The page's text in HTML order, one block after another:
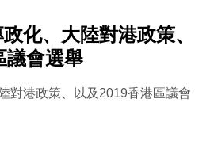
化、大陸對港政策、
議會選舉
對港政策、以及2019香港區議會